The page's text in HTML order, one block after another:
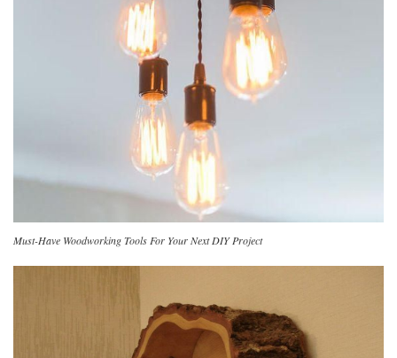
Must-Have Woodworking Tools For Your Next DIY Project